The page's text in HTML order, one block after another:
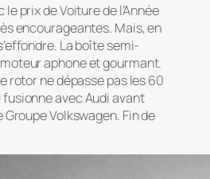
prix de Voiture de l’Année
encourageantes. Mais, en
La boîte semi-
aphone et gourmant.
rotor ne dépasse pas les 60
avec Audi avant
Volkswagen. Fin de